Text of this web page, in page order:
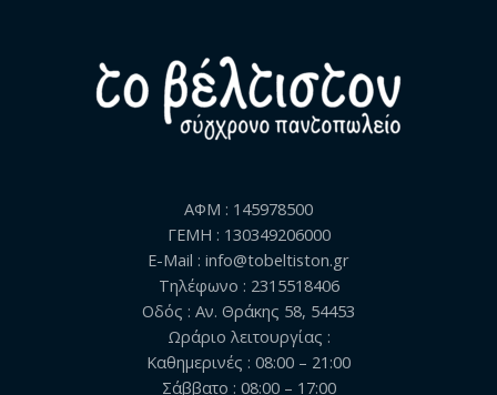
ΑΦΜ : 145978500
ΓΕΜΗ : 130349206000
E-Mail : info@tobeltiston.gr
Τηλέφωνο : 2315518406
Οδός : Αν. Θράκης 58, 54453
Ωράριο λειτουργίας :
Καθημερινές : 08:00 – 21:00
Σάββατο : 08:00 – 17:00